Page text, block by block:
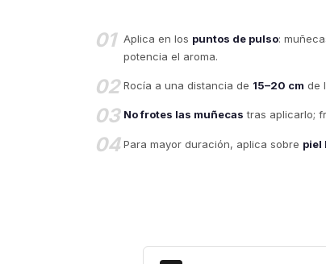
01 Aplica en los puntos de pulso:
potencia el aroma.
02 Rocía a una distancia de 15–20 cm de
03 No frotes las muñecas tras aplicarlo;
04 Para mayor duración, aplica sobre piel